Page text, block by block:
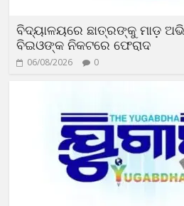
ବିଦ୍ୟାଳୟରେ ଛାତ୍ରଙ୍କୁ ମାଡ଼
ବିଇଓଙ୍କ ନିକଟରେ ଫେରାଦ
06/08/2026 0